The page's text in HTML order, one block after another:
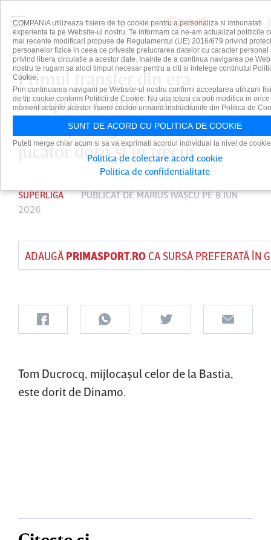
Primul transfer din era
Campos! „Câinii” vor să-i
aducă portughezului un
jucător dorit şi în trecut
SUPERLIGA PUBLICAT DEMARIUS IVAŞCUPE 8 IUN
2026
ADAUGĂ PRIMASPORT.ROCA SURSĂ PREFERATĂ ÎN
Tom Ducrocq, mijlocaşul celor de la Bastia,
este dorit de Dinamo.
COMPANIA utilizeaza fisiere de tip cookie pentru a personaliza si imbunatati
experienta ta pe Website-ul nostru. Te informam ca ne-am actualizat politicile
mai recente modificari propuse de Regulamentul (UE) 2016/679 privind
persoanelor fizice in ceea ce priveste prelucrarea datelor cu caracter personal
privind libera circulatie a acestor date. Inainte de a continua navigarea pe
nostru te rugam sa aloci timpul necesar pentru a citi si intelege continutul
Cookie.
Prin continuarea navigarii pe Website-ul nostru confirmi acceptarea utilizarii
de tip cookie conform Politicii de Cookie. Nu uita totusi ca poti modifica in orice
moment setarile acestor fisiere cookie urmand instructiunile din Politica de
SUNT DE ACORD CU POLITICA DE COOKIE
Puteti merge chiar acum si sa va exprimati acordul individual la nivel de
Politica de colectare acord cookie
Politica de confidentialitate